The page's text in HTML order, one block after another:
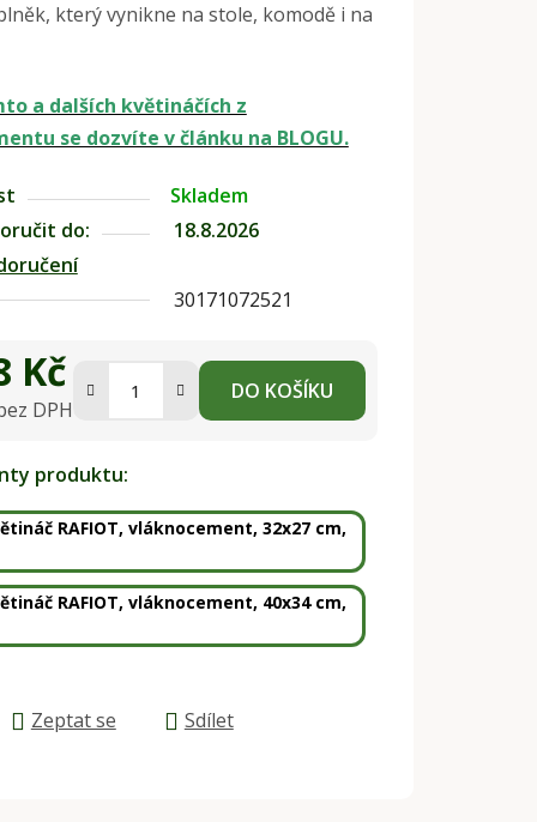
který vynikne na stole, komodě i na
a dalších květináčích z
se dozvíte v článku na BLOGU.
Skladem
do:
18.8.2026
30171072521
Kč
DPH
DO KOŠÍKU
produktu:
RAFIOT, vláknocement, 32x27 cm,
RAFIOT, vláknocement, 40x34 cm,
Zeptat se Sdílet